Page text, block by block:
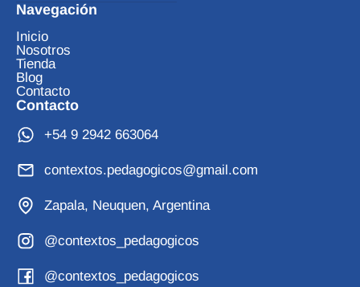
Navegación
Inicio
Nosotros
Tienda
Blog
Contacto
Contacto
+54 9 2942 663064
contextos.pedagogicos@gmail.com
Zapala, Neuquen, Argentina
@contextos_pedagogicos
@contextos_pedagogicos